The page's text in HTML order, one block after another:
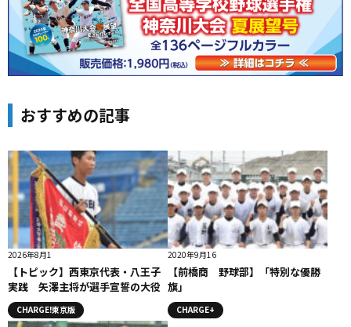
おすすめの記事
2026年8月1
【トピック】西東京代表・八王子
実践 矢澤主将が選手宣誓の大役
CHARGE!東京版
2020年9月16
【前橋商 野球部】「特別な優勝
旗」
CHARGE+